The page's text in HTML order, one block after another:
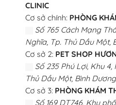
CLINIC
Cơ sở chính: PHÒNG
Số 765 Cách Mạng
Nghĩa, Tp. Thủ Dầu Một,
Cơ sở 2: PET SHOP
Số 235 Phú Lợi, Khu
Thủ Dầu Một, Bình
Cơ sở 3: PHÒNG KHÁM
Số 169 DT746, Khu